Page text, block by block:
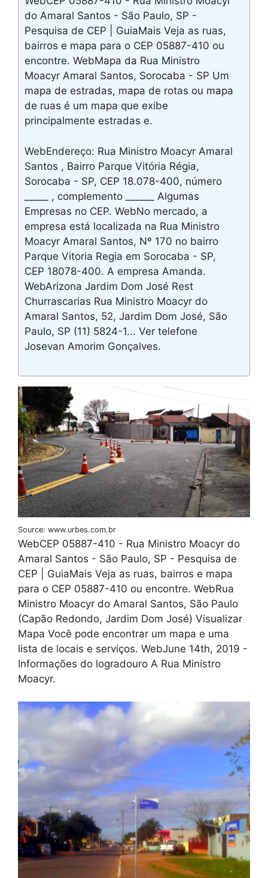
do Amaral Santos - São Paulo, SP -
Pesquisa de CEP | GuiaMais Veja as ruas,
bairros e mapa para o CEP 05887-410 ou
encontre. WebMapa da Rua Ministro
Moacyr Amaral Santos, Sorocaba - SP Um
mapa de estradas, mapa de rotas ou mapa
de ruas é um mapa que exibe
principalmente estradas e.
WebEndereço: Rua Ministro Moacyr Amaral
Santos , Bairro Parque Vitória Régia,
Sorocaba - SP, CEP 18.078-400, número
_____ , complemento ______ Algumas
Empresas no CEP. WebNo mercado, a
empresa está localizada na Rua Ministro
Moacyr Amaral Santos, Nº 170 no bairro
Parque Vitoria Regia em Sorocaba - SP,
CEP 18078-400. A empresa Amanda.
WebArizona Jardim Dom José Rest
Churrascarias Rua Ministro Moacyr do
Amaral Santos, 52, Jardim Dom José, São
Paulo, SP (11) 5824-1... Ver telefone
Josevan Amorim Gonçalves.
Source: www.urbes.com.br
WebCEP 05887-410 - Rua Ministro Moacyr do
Amaral Santos - São Paulo, SP - Pesquisa de
CEP | GuiaMais Veja as ruas, bairros e mapa
para o CEP 05887-410 ou encontre. WebRua
Ministro Moacyr do Amaral Santos, São Paulo
(Capão Redondo, Jardim Dom José) Visualizar
Mapa Você pode encontrar um mapa e uma
lista de locais e serviços. WebJune 14th, 2019 -
Informações do logradouro A Rua Ministro
Moacyr.